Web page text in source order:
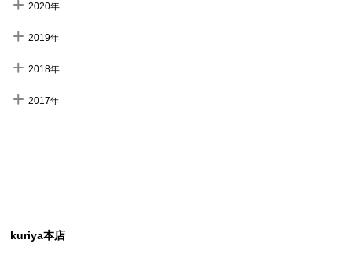
2020年
2019年
2018年
2017年
kuriya本店